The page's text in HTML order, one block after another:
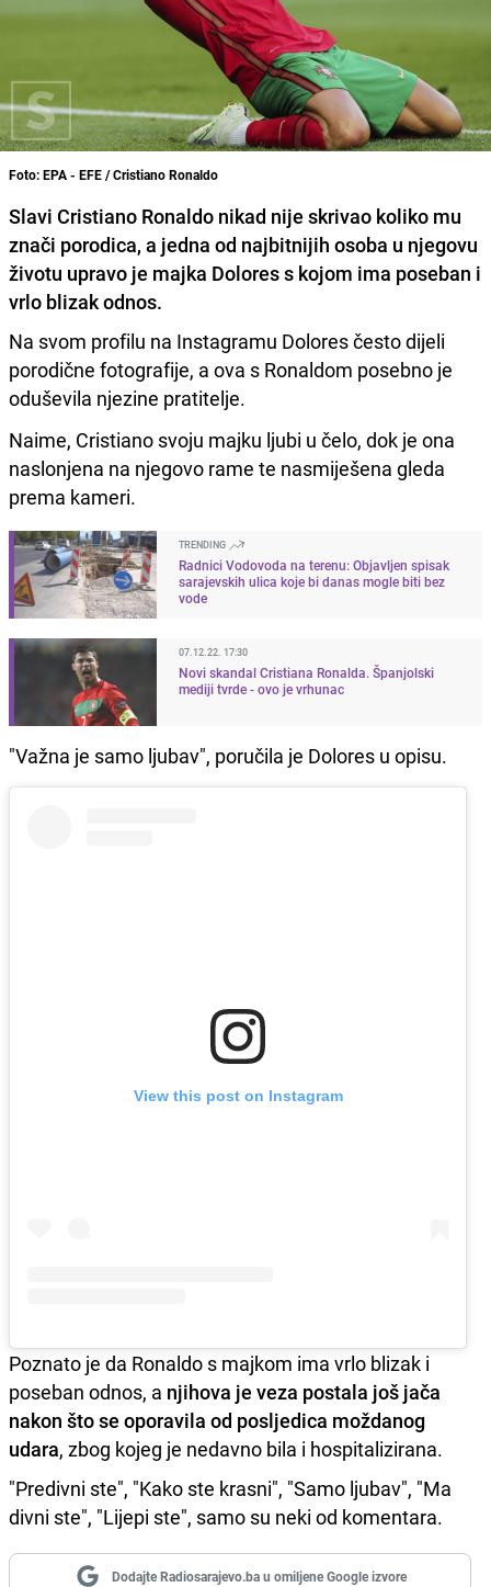
Foto: EPA - EFE / Cristiano Ronaldo
Slavi Cristiano Ronaldo nikad nije skrivao koliko mu
znači porodica, a jedna od najbitnijih osoba u njegovu
životu upravo je majka Dolores s kojom ima poseban i
vrlo blizak odnos.
Na svom profilu na Instagramu Dolores često dijeli
porodične fotografije, a ova s Ronaldom posebno je
oduševila njezine pratitelje.
Naime, Cristiano svoju majku ljubi u čelo, dok je ona
naslonjena na njegovo rame te nasmiješena gleda
prema kameri.
TRENDING
Radnici Vodovoda na terenu: Objavljen spisak
sarajevskih ulica koje bi danas mogle biti bez
vode
07.12.22. 17:30
Novi skandal Cristiana Ronalda. Španjolski
mediji tvrde - ovo je vrhunac
"Važna je samo ljubav", poručila je Dolores u opisu.
View this post on Instagram
Poznato je da Ronaldo s majkom ima vrlo blizak i
poseban odnos, a njihova je veza postala još jača
nakon što se oporavila od posljedica moždanog
udara, zbog kojeg je nedavno bila i hospitalizirana.
"Predivni ste", "Kako ste krasni", "Samo ljubav", "Ma
divni ste", "Lijepi ste", samo su neki od komentara.
Dodajte Radiosarajevo.ba u omiljene Google izvore